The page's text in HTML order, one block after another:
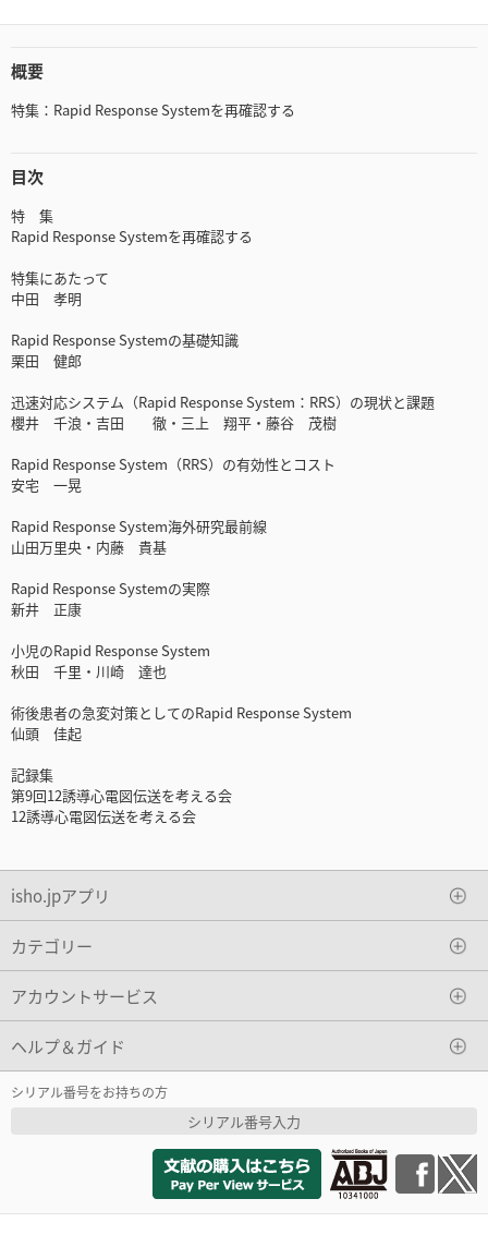
概要
特集：Rapid Response Systemを再確認する
目次
特 集
Rapid Response Systemを再確認する
特集にあたって
中田 孝明
Rapid Response Systemの基礎知識
栗田 健郎
迅速対応システム（Rapid Response System：RRS）の現状と課題
櫻井 千浪・吉田 徹・三上 翔平・藤谷 茂樹
Rapid Response System（RRS）の有効性とコスト
安宅 一晃
Rapid Response System海外研究最前線
山田万里央・内藤 貴基
Rapid Response Systemの実際
新井 正康
小児のRapid Response System
秋田 千里・川崎 達也
術後患者の急変対策としてのRapid Response System
仙頭 佳起
記録集
第9回12誘導心電図伝送を考える会
12誘導心電図伝送を考える会
isho.jpアプリ
カテゴリー
アカウントサービス
ヘルプ＆ガイド
シリアル番号をお持ちの方
シリアル番号入力